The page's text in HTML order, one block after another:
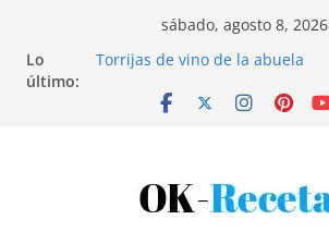
contenido
sábado, agosto 8, 2026
Lo
último:
Torrijas de vino de la abuela
Bandeja de pescaíto frito